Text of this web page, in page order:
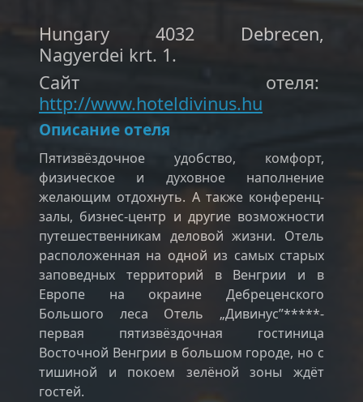
Hungary 4032 Debrecen,
Nagyerdei krt. 1.
Сайт отеля:
http://www.hoteldivinus.hu
Описание отеля
Пятизвёздочное удобство, комфорт,
физическое и духовное наполнение
желающим отдохнуть. А также конференц-
залы, бизнес-центр и другие возможности
путешественникам деловой жизни. Отель
расположенная на одной из самых старых
заповедных территорий в Венгрии и в
Европе на окраине Дебреценского
Большого леса Отель „Дивинус”*****-
первая пятизвёздочная гостиница
Восточной Венгрии в большом городе, но с
тишиной и покоем зелёной зоны ждёт
гостей.